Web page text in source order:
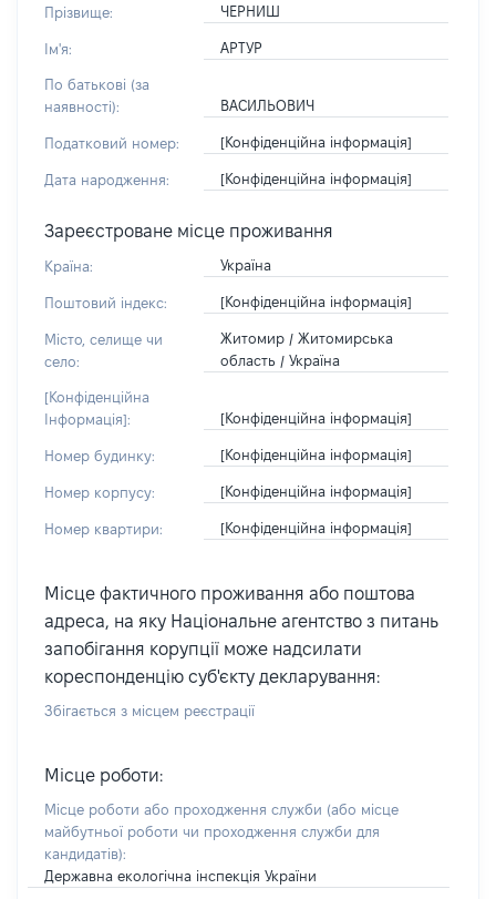
Прізвище: ЧЕРНИШ
Ім'я: АРТУР
По батькові (за
наявності):
ВАСИЛЬОВИЧ
Податковий номер: [Конфіденційна інформація]
Дата народження: [Конфіденційна інформація]
Зареєстроване місце проживання
Країна: Україна
Поштовий індекс: [Конфіденційна інформація]
Місто, селище чи
село:
Житомир / Житомирська
область / Україна
[Конфіденційна
Інформація]:
[Конфіденційна інформація]
Номер будинку: [Конфіденційна інформація]
Номер корпусу: [Конфіденційна інформація]
Номер квартири: [Конфіденційна інформація]
Місце фактичного проживання або поштова
адреса, на яку Національне агентство з питань
запобігання корупції може надсилати
кореспонденцію суб'єкту декларування:
Збігається з місцем реєстрації
Місце роботи:
Місце роботи або проходження служби (або місце
майбутньої роботи чи проходження служби для
кандидатів):
Державна екологічна інспекція України